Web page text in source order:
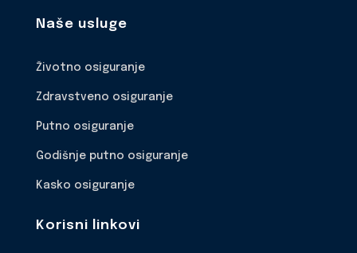
Naše usluge
Životno osiguranje
Zdravstveno osiguranje
Putno osiguranje
Godišnje putno osiguranje
Kasko osiguranje
Korisni linkovi